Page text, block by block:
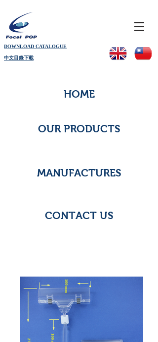
DOWNLOAD CATALOGUE
中文目錄下載
HOME
OUR PRODUCTS
MANUFACTURES
CONTACT US